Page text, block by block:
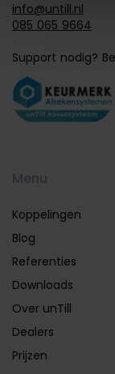
info@untill.nl
085 065 9664
Support nodig?
Koppelingen
Blog
Referenties
Downloads
Over unTill
Dealers
Prijzen